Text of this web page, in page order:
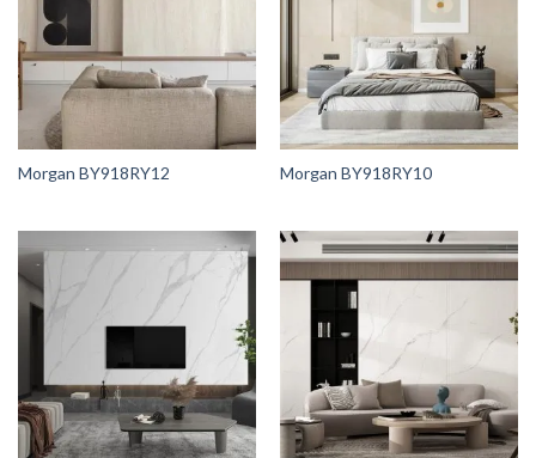
Morgan BY918RY12 Morgan BY918RY10